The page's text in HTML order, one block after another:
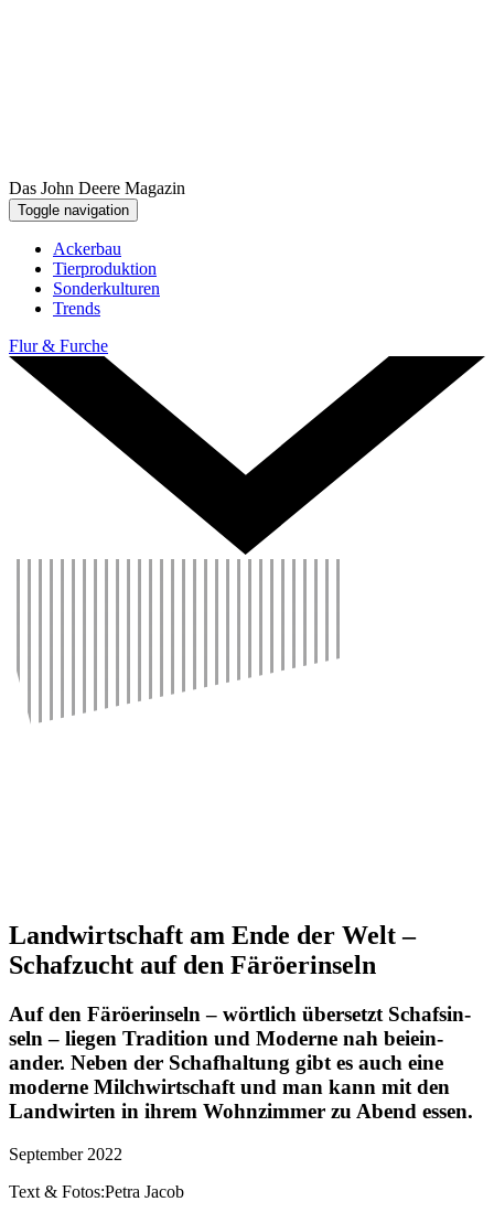
Das John Deere Magazin
Toggle navigation
Ackerbau
Tier­pro­duk­tion
Sonder­kul­turen
Trends
Flur & Furche
Land­wirt­schaft am Ende der Welt –
Schaf­zucht auf den Färö­er­in­seln
Auf den Färö­er­in­seln – wört­lich über­setzt Schafs­in­
seln – liegen Tradi­tion und Moderne nah beiein­
ander. Neben der Schaf­hal­tung gibt es auch eine
moderne Milch­wirt­schaft und man kann mit den
Land­wirten in ihrem Wohn­zimmer zu Abend essen.
September 2022
Text & Fotos:Petra Jacob